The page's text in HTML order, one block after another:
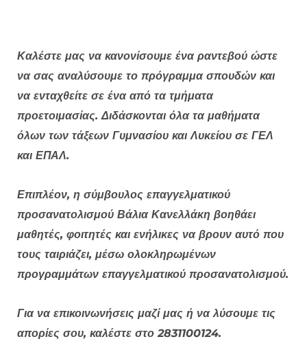
Καλέστε μας να κανονίσουμε ένα ραντεβού ώστε
να σας αναλύσουμε το πρόγραμμα σπουδών και
να ενταχθείτε σε ένα από τα τμήματα
προετοιμασίας. Διδάσκονται όλα τα μαθήματα
όλων των τάξεων Γυμνασίου και Λυκείου σε ΓΕΛ
και ΕΠΑΛ.
Επιπλέον, η σύμβουλος επαγγελματικού
προσανατολισμού Βάλια Κανελλάκη βοηθάει
μαθητές, φοιτητές και ενήλικες να βρουν αυτό που
τους ταιριάζει, μέσω ολοκληρωμένων
προγραμμάτων επαγγελματικού προσανατολισμού.
Για να επικοινωνήσεις μαζί μας ή να λύσουμε τις
απορίες σου, καλέστε στο 2831100124.